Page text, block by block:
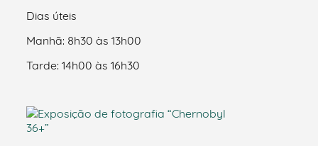
Dias úteis
Manhã: 8h30 às 13h00
Tarde: 14h00 às 16h30